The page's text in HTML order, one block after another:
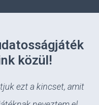
közül!
ezt a kincset, amit